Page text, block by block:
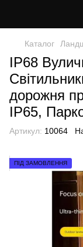
Каталог
IP68
дорожня
IP65,
Артикул: 10064
ПІД ЗАМОВЛЕННЯ